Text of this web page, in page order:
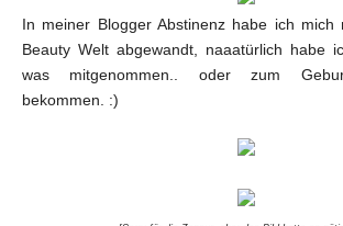
In meiner Blogger Abstinenz habe ich mich
Beauty Welt abgewandt, naaatürlich habe
was mitgenommen.. oder zum
bekommen. :)